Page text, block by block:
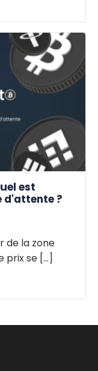
est
d'attente ?
de la zone
prix se [...]